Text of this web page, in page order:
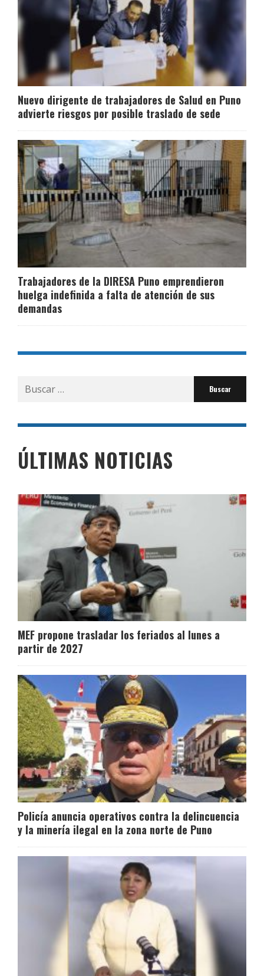
Nuevo dirigente de trabajadores de Salud en Puno
advierte riesgos por posible traslado de sede
Trabajadores de la DIRESA Puno emprendieron
huelga indefinida a falta de atención de sus
demandas
Buscar
por:
ÚLTIMAS NOTICIAS
MEF propone trasladar los feriados al lunes a
partir de 2027
Policía anuncia operativos contra la delincuencia
y la minería ilegal en la zona norte de Puno